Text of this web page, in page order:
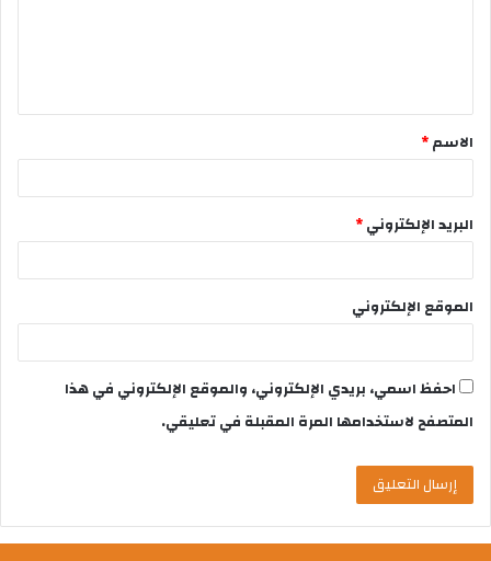
الاسم*
البريد الإلكتروني*
الموقع الإلكتروني
احفظ اسمي، بريدي الإلكتروني، والموقع الإلكتروني في هذا
المتصفح لاستخدامها المرة المقبلة في تعليقي.